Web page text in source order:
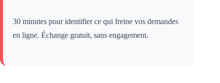
30 minutes pour identifier ce qui freine vos demandes
en ligne. Échange gratuit, sans engagement.